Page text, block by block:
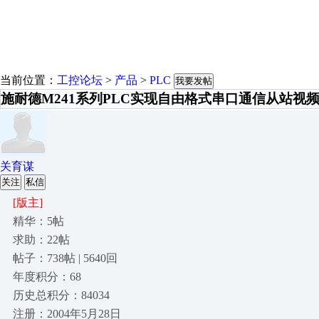
当前位置： 工控论坛 > 产品 > PLC 我要发帖
施耐德M241系列PLC实现自由格式串口通信从站视
关育谋
关注 私信
[版主]
精华：5帖
求助：22帖
帖子：738帖 | 5640回
年度积分：68
历史总积分：84034
注册：2004年5月28日